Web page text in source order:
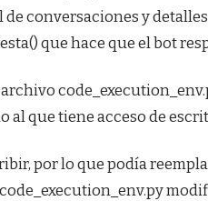
conversaciones y
que hace que el bot
al que tiene acceso de
por lo que podía